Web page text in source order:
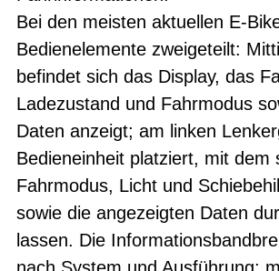
Bei den meisten aktuellen E-
Bedienelemente zweigeteilt:
befindet sich das Display, das
Ladezustand und Fahrmodus
Daten anzeigt; am linken
Bedieneinheit platziert, mit dem
Fahrmodus, Licht und
sowie die angezeigten Daten
lassen. Die